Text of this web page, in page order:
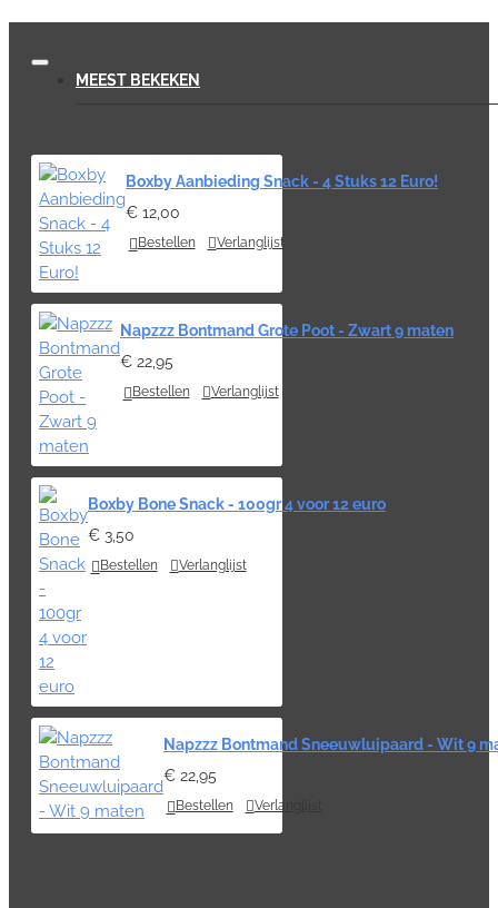
MEEST BEKEKEN
Boxby Aanbieding Snack - 4 Stuks 12 Euro!
€ 12,00
Bestellen Verlanglijst
Napzzz Bontmand Grote Poot - Zwart 9 maten
€ 22,95
Bestellen Verlanglijst
Boxby Bone Snack - 100gr 4 voor 12 euro
€ 3,50
Bestellen Verlanglijst
Napzzz Bontmand Sneeuwluipaard - Wit 9
€ 22,95
Bestellen Verlanglijst